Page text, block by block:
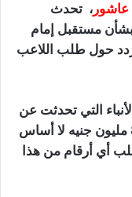
، تحدث
بشأن مستقبل إمام
حول طلب اللاعب
التي تحدثت عن
طلب إمام عاشور 60 أو 70 أو حتى 80 مليون جنيه لا أساس
أي أرقام من هذا